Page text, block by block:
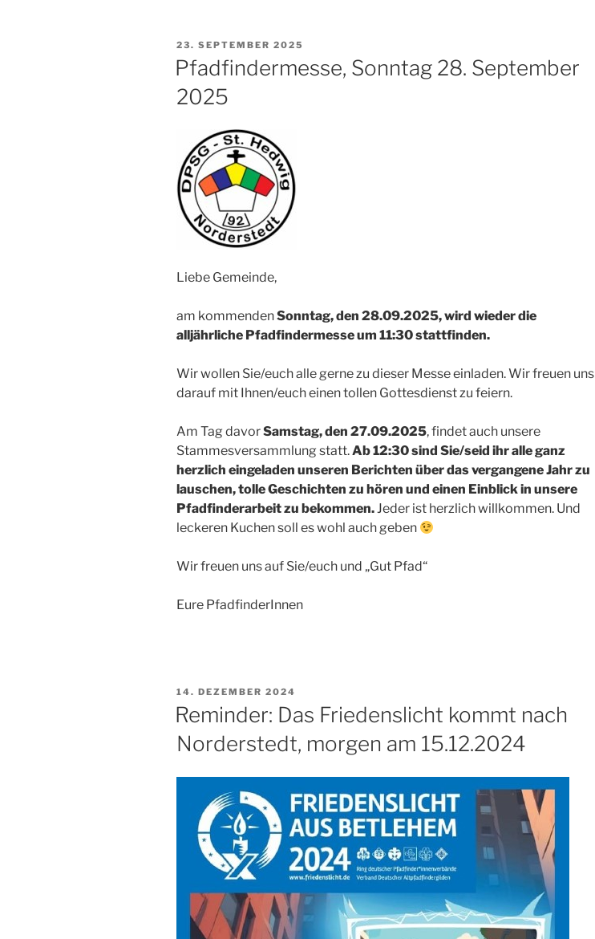
VERÖFFENTLICHT
AM
23. SEPTEMBER 2025
Pfadfindermesse, Sonntag 28. September
2025
Liebe Gemeinde,
am kommendenSonntag, den 28.09.2025, wird wieder die
alljährliche Pfadfindermesse um 11:30 stattfinden.
Wir wollen Sie/euch alle gerne zu dieser Messe einladen. Wir freuen uns
darauf mit Ihnen/euch einen tollen Gottesdienst zu feiern.
Am Tag davorSamstag, den 27.09.2025, findet auch unsere
Stammesversammlung statt.Ab 12:30 sind Sie/seid ihr alle ganz
herzlich eingeladen unseren Berichten über das vergangene Jahr zu
lauschen, tolle Geschichten zu hören und einen Einblick in unsere
Pfadfinderarbeit zu bekommen.Jeder ist herzlich willkommen. Und
leckeren Kuchen soll es wohl auch geben
Wir freuen uns auf Sie/euch und „Gut Pfad“
Eure PfadfinderInnen
VERÖFFENTLICHT
AM
14. DEZEMBER 2024
Reminder: Das Friedenslicht kommt nach
Norderstedt, morgen am 15.12.2024